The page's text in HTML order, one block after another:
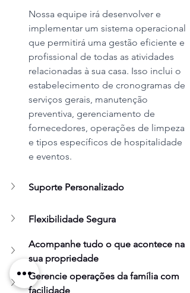
Nossa equipe irá desenvolver e
implementar um sistema operacional
que permitirá uma gestão eficiente e
profissional de todas as atividades
relacionadas à sua casa. Isso inclui o
estabelecimento de cronogramas de
serviços gerais, manutenção
preventiva, gerenciamento de
fornecedores, operações de limpeza
e tipos específicos de hospitalidade
e eventos.
Suporte Personalizado
Flexibilidade Segura
Acompanhe tudo o que acontece na
sua propriedade
Gerencie operações da família com
facilidade